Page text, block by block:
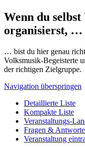
Wenn du
organisierst, …
… bist du hier genau
Volksmusik-Begeisterte
der richtigen Zielgruppe.
Navigation überspringen
Detaillierte Liste
Kompakte Liste
Veranstaltungs-
Fragen &
Veranstaltung